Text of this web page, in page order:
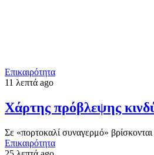
Επικαιρότητα
11 λεπτά ago
Χάρτης πρόβλεψης
Σε «πορτοκαλί συναγερμό»
Επικαιρότητα